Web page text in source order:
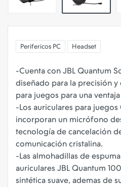
Perifericos PC Headset
-Cuenta con JBL Quantum
diseñado para la precisión
para juegos para una
-Los auriculares para juegos
incorporan un micrófono
tecnología de cancelación
comunicación cristalina.
-Las almohadillas de
auriculares JBL Quantum
sintética suave, ademas de